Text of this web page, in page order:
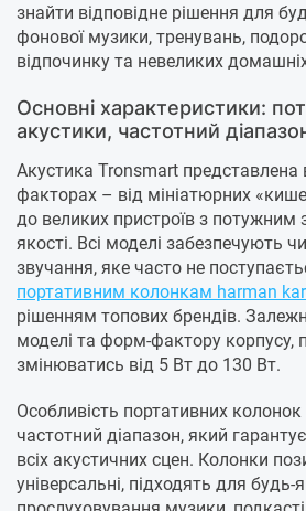
знайти відповідне рішення для
фонової музики, тренувань,
відпочинку та невеликих
Основні характеристики:
акустики, частотний
Акустика Tronsmart представлена
факторах – від мініатюрних
до великих пристроїв з потужним
якості. Всі моделі забезпечують
звучання, яке часто не
портативним колонкам harman
рішенням топових брендів.
моделі та форм-фактору корпусу,
змінюватись від 5 Вт до 130 Вт.
Особливість портативних
частотний діапазон, який
всіх акустичних сцен. Колонки
універсальні, підходять для будь-